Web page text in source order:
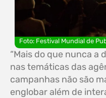
Foto: Festival Mundial de
“Mais do que nunca a
nas temáticas das
campanhas não são
englobar além de